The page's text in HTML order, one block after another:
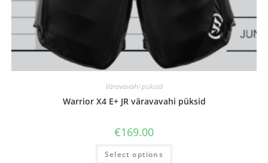
Väravavahi püksid
Warrior X4 E+ JR väravavahi püksid
€169.00
Select options